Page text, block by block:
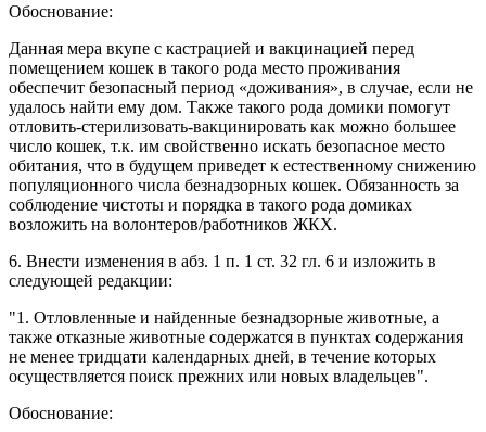
Обоснование:
Данная мера вкупе с кастрацией и вакцинацией перед
помещением кошек в такого рода место проживания
обеспечит безопасный период «доживания», в случае, если не
удалось найти ему дом. Также такого рода домики помогут
отловить-стерилизовать-вакцинировать как можно большее
число кошек, т.к. им свойственно искать безопасное место
обитания, что в будущем приведет к естественному снижению
популяционного числа безнадзорных кошек. Обязанность за
соблюдение чистоты и порядка в такого рода домиках
возложить на волонтеров/работников ЖКХ.
6. Внести изменения в абз. 1 п. 1 ст. 32 гл. 6 и изложить в
следующей редакции:
"1. Отловленные и найденные безнадзорные животные, а
также отказные животные содержатся в пунктах содержания
не менее тридцати календарных дней, в течение которых
осуществляется поиск прежних или новых владельцев".
Обоснование: